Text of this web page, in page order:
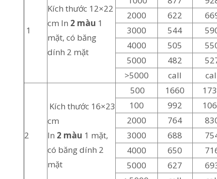
1
Kích thước 12×22
cm In 2 màu 1
mặt, có băng
dính 2 mặt
2000
622
3000
544
4000
505
5000
482
>5000
call
2
Kích thước 16×23
cm
In 2 màu 1 mặt,
có băng dính 2
mặt
500 1660
100
992
2000
764
3000
688
4000
650
5000
627